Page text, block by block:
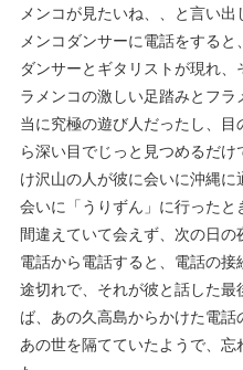
メンコが見たいね、、と言い
メンコダンサーに電話をする
ダンサーとギタリストが現れ
ラメンコの激しい足踏みとフ
当に究極の遊び人だったし、
ら深い目でじっと見つめるだ
け沢山の人が彼に会いに沖縄
会いに「うりずん」に行った
間違えていて会えず、次の日
電話から電話すると、電話の
途切れで、それが彼と話した
ば、あの久高島からかけた電
あの世を隔てていたようで、